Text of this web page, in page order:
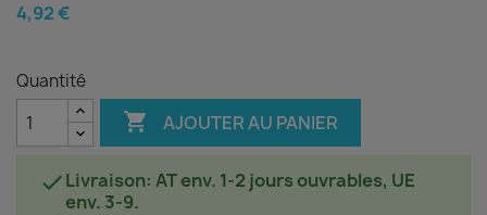
4,92 €
Quantité
 AJOUTER AU PANIER
Livraison: AT env. 1-2 jours ouvrables, UE
env. 3-9.